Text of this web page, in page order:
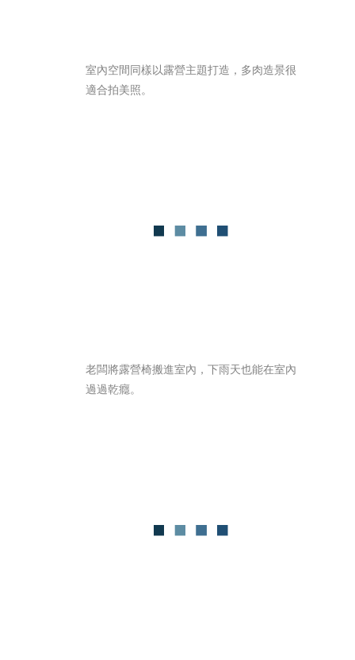
室內空間同樣以露營主題打造，多肉造景很
適合拍美照。
老闆將露營椅搬進室內，下雨天也能在室內
過過乾癮。